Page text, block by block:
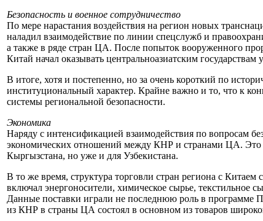
Безопасность и военное сотрудничество
По мере нарастания воздействия на регион новых
наладил взаимодействие по линии спецслужб и
а также в ряде стран ЦА. После попыток вооруженного
Китай начал оказывать центральноазиатским
В итоге, хотя и постепенно, но за очень короткий по
институциональный характер. Крайне важно и то, что к
системы региональной безопасности.
Экономика
Наряду с интенсификацией взаимодействия по вопросам
экономических отношений между КНР и странами ЦА. Это
Кыргызстана, но уже и для Узбекистана.
В то же время, структура торговли стран региона с
включал энергоносители, химическое сырье, текстильное
Данные поставки играли не последнюю роль в программе
из КНР в страны ЦА состоял в основном из товаров